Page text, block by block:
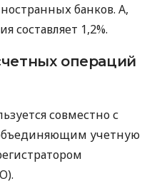
банков. А,
составляет 1,2%.
операций
совместно с
учетную